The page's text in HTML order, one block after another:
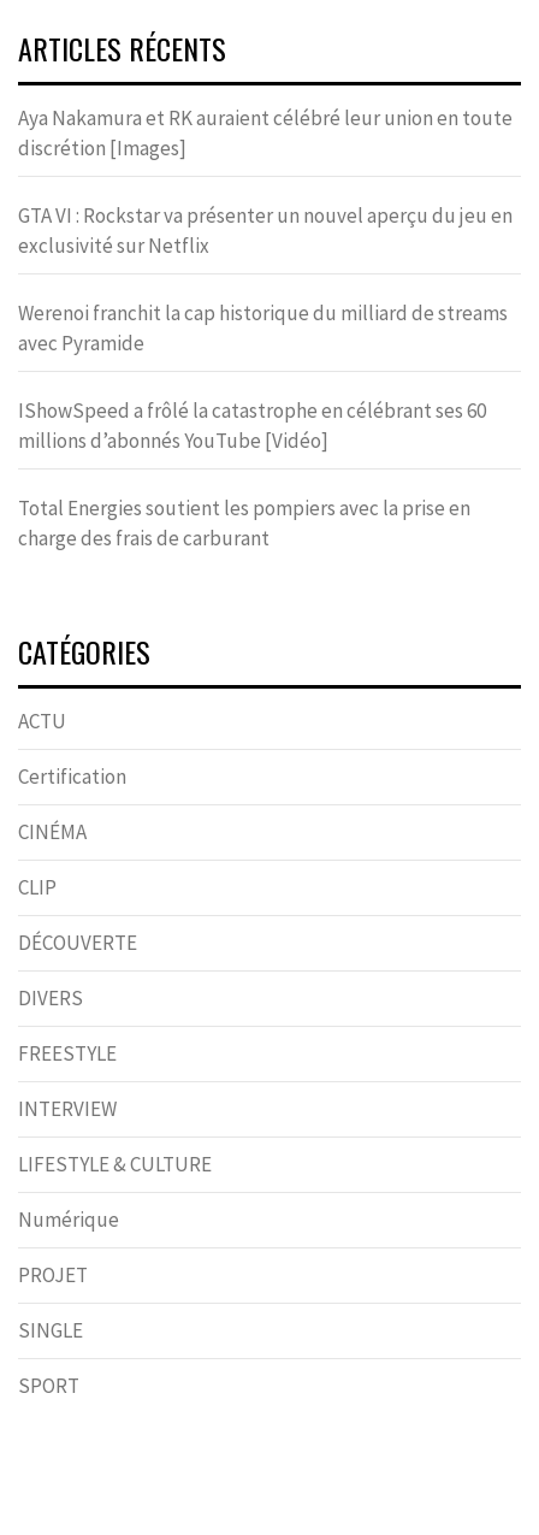
ARTICLES RÉCENTS
Aya Nakamura et RK auraient célébré leur union en toute
discrétion [Images]
GTA VI : Rockstar va présenter un nouvel aperçu du jeu en
exclusivité sur Netflix
Werenoi franchit la cap historique du milliard de streams
avec Pyramide
IShowSpeed a frôlé la catastrophe en célébrant ses 60
millions d’abonnés YouTube [Vidéo]
Total Energies soutient les pompiers avec la prise en
charge des frais de carburant
CATÉGORIES
ACTU
Certification
CINÉMA
CLIP
DÉCOUVERTE
DIVERS
FREESTYLE
INTERVIEW
LIFESTYLE & CULTURE
Numérique
PROJET
SINGLE
SPORT